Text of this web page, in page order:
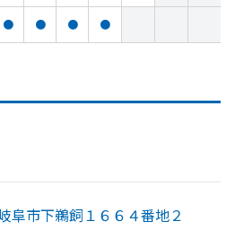
● ● ● ●
阜市下鵜飼１６６４番地２